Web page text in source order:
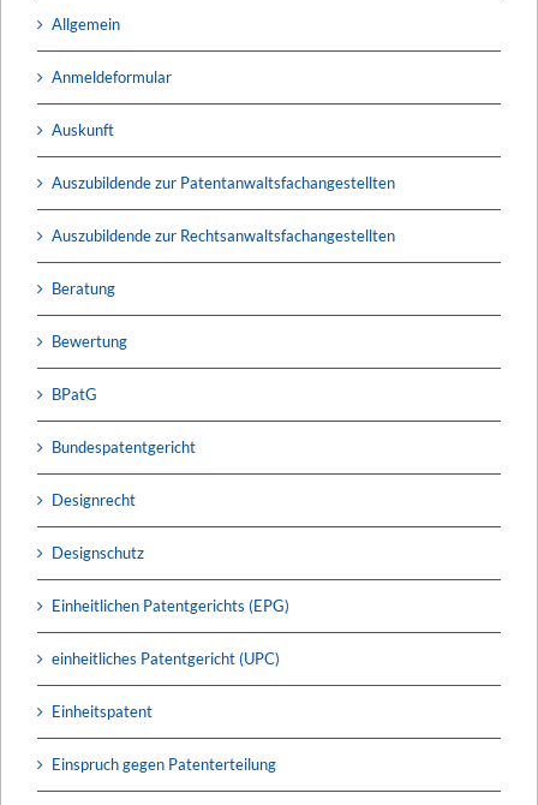
Allgemein
Anmeldeformular
Auskunft
Auszubildende zur Patentanwaltsfachangestellten
Auszubildende zur Rechtsanwaltsfachangestellten
Beratung
Bewertung
BPatG
Bundespatentgericht
Designrecht
Designschutz
Einheitlichen Patentgerichts (EPG)
einheitliches Patentgericht (UPC)
Einheitspatent
Einspruch gegen Patenterteilung